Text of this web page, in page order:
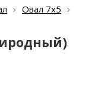
Овал 7х5